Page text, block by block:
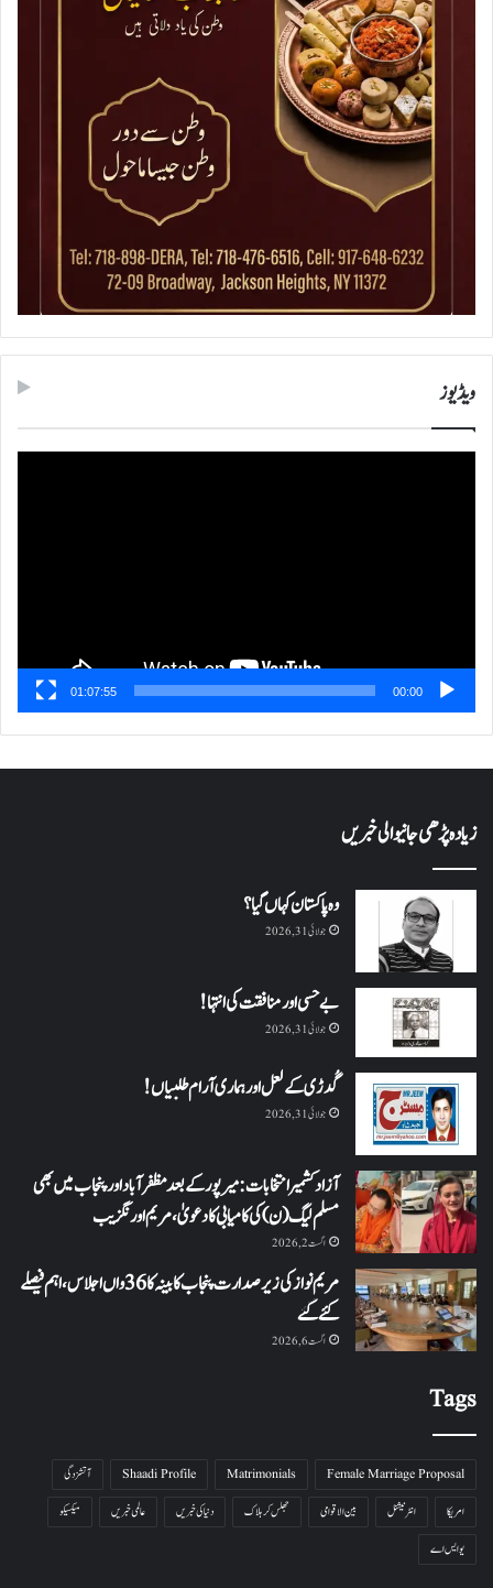
ویڈیوز
00:00
01:07:55
زیادہ پڑھی جانیوالی خبریں
وہ پاکستان کہاں گیا؟
جولائی 31, 2026
بے حسی اور منافقت کی انتہا !
جولائی 31, 2026
گُدڑی کے لعل اور ہماری آرام طلبیاں!
جولائی 31, 2026
آزاد کشمیر انتخابات: میرپور کے بعد مظفرآباد اور پنجاب میں بھی
مسلم لیگ (ن) کی کامیابی کا دعویٰ، مریم اورنگزیب
اگست 2, 2026
مریم نواز کی زیر صدارت پنجاب کابینہ کا 36واں اجلاس،اہم فیصلے
کئے گئے
اگست 6, 2026
Tags
Female Marriage Proposal
Matrimonials
Shaadi Profile
آتشزدگی
امریکا
انٹرنیشنل بین الاقوامی جھلس کر ہلاک دنیا کی خبریں عالمی خبریں
میکسیکو
یو ایس اے